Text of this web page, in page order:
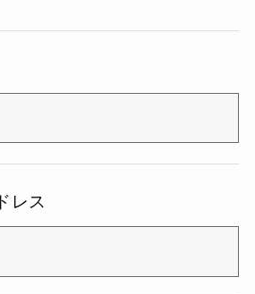
レス